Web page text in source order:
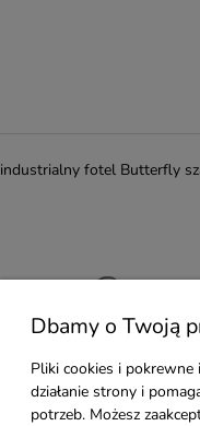
industrialny fotel Butterfly
Dbamy o Twoją
Pliki cookies i
działanie strony i
potrzeb. Możesz